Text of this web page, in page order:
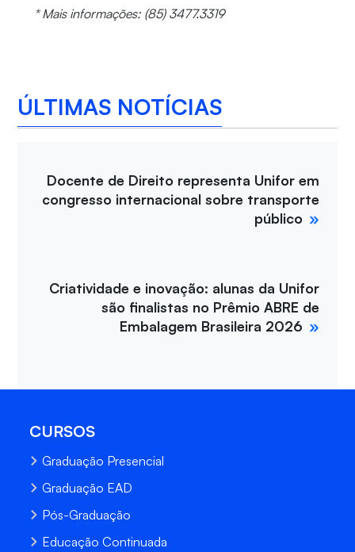
* Mais informações: (85) 3477.3319
ÚLTIMAS NOTÍCIAS
Docente de Direito representa Unifor em
congresso internacional sobre transporte
público
Criatividade e inovação: alunas da Unifor
são finalistas no Prêmio ABRE de
Embalagem Brasileira 2026
CURSOS
Graduação Presencial
Graduação EAD
Pós-Graduação
Educação Continuada